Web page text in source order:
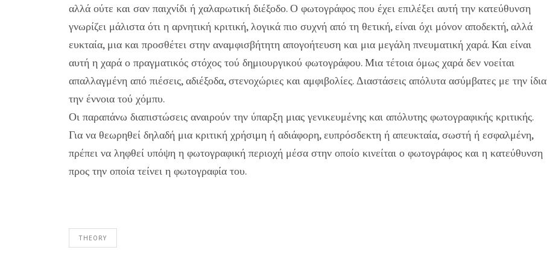
αλλά ούτε και σαν παιχνίδι ή χαλαρωτική διέξοδο. Ο φωτογράφος που έχει επιλέξει αυτή την κατεύθυνση
γνωρίζει μάλιστα ότι η αρνητική κριτική, λογικά πιο συχνή από τη θετική, είναι όχι μόνον αποδεκτή, αλλά
ευκταία, μια και προσθέτει στην αναμφισβήτητη απογοήτευση και μια μεγάλη πνευματική χαρά. Και είναι
αυτή η χαρά ο πραγματικός στόχος τού δημιουργικού φωτογράφου. Μια τέτοια όμως χαρά δεν νοείται
απαλλαγμένη από πιέσεις, αδιέξοδα, στενοχώριες και αμφιβολίες. Διαστάσεις απόλυτα ασύμβατες με την ίδια
την έννοια τού χόμπυ.
Οι παραπάνω διαπιστώσεις αναιρούν την ύπαρξη μιας γενικευμένης και απόλυτης φωτογραφικής κριτικής.
Για να θεωρηθεί δηλαδή μια κριτική χρήσιμη ή αδιάφορη, ευπρόσδεκτη ή απευκταία, σωστή ή εσφαλμένη,
πρέπει να ληφθεί υπόψη η φωτογραφική περιοχή μέσα στην οποίο κινείται ο φωτογράφος και η κατεύθυνση
προς την οποία τείνει η φωτογραφία του.
THEORY